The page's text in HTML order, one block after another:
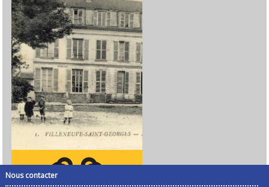
Nous contacter